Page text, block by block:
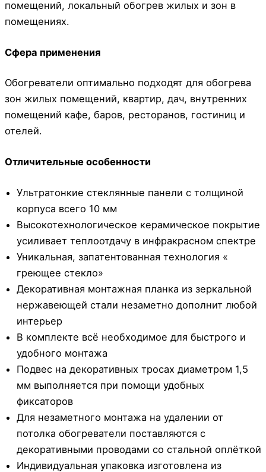
помещений, локальный обогрев жилых и зон в
помещениях.
Сфера применения
Обогреватели оптимально подходят для обогрева
зон жилых помещений, квартир, дач, внутренних
помещений кафе, баров, ресторанов, гостиниц и
отелей.
Отличительные особенности
Ультратонкие стеклянные панели с толщиной
корпуса всего 10 мм
Высокотехнологическое керамическое покрытие
усиливает теплоотдачу в инфракрасном спектре
Уникальная, запатентованная технология «
греющее стекло»
Декоративная монтажная планка из зеркальной
нержавеющей стали незаметно дополнит любой
интерьер
В комплекте всё необходимое для быстрого и
удобного монтажа
Подвес на декоративных тросах диаметром 1,5
мм выполняется при помощи удобных
фиксаторов
Для незаметного монтажа на удалении от
потолка обогреватели поставляются с
декоративными проводами со стальной оплёткой
Индивидуальная упаковка изготовлена из